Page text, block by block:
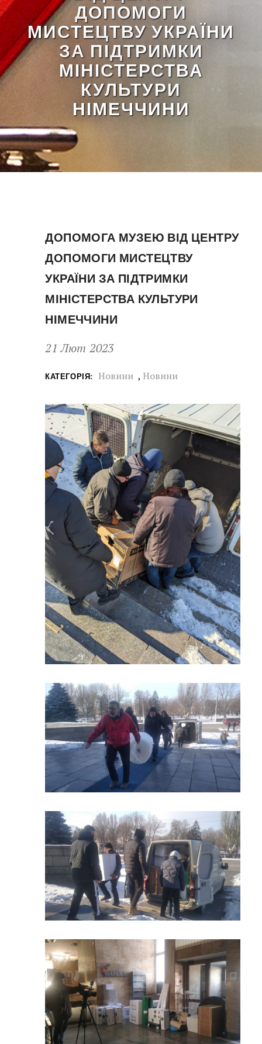
ДОПОМОГИ
МИСТЕЦТВУ УКРАЇНИ
ЗА ПІДТРИМКИ
МІНІСТЕРСТВА
КУЛЬТУРИ
НІМЕЧЧИНИ
ДОПОМОГА МУЗЕЮ ВІД ЦЕНТРУ
ДОПОМОГИ МИСТЕЦТВУ
УКРАЇНИ ЗА ПІДТРИМКИ
МІНІСТЕРСТВА КУЛЬТУРИ
НІМЕЧЧИНИ
21 Лют 2023
КАТЕГОРІЯ: Новини , Новини